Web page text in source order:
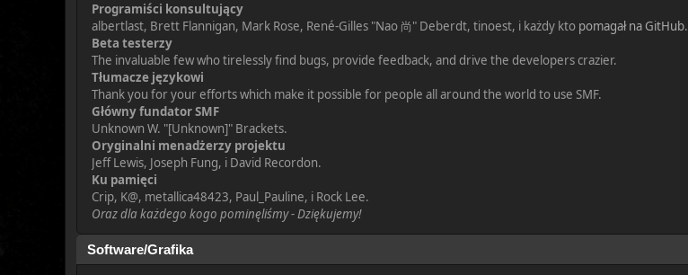
Programiści konsultujący
albertlast, Brett Flannigan, Mark Rose, René-Gilles "Nao 尚" Deberdt, tinoest, i każdy kto pomagał na GitHub.
Beta testerzy
The invaluable few who tirelessly find bugs, provide feedback, and drive the developers crazier.
Tłumacze językowi
Thank you for your efforts which make it possible for people all around the world to use SMF.
Główny fundator SMF
Unknown W. "[Unknown]" Brackets.
Oryginalni menadżerzy projektu
Jeff Lewis, Joseph Fung, i David Recordon.
Ku pamięci
Crip, K@, metallica48423, Paul_Pauline, i Rock Lee.
Oraz dla każdego kogo pominęliśmy - Dziękujemy!
Software/Grafika